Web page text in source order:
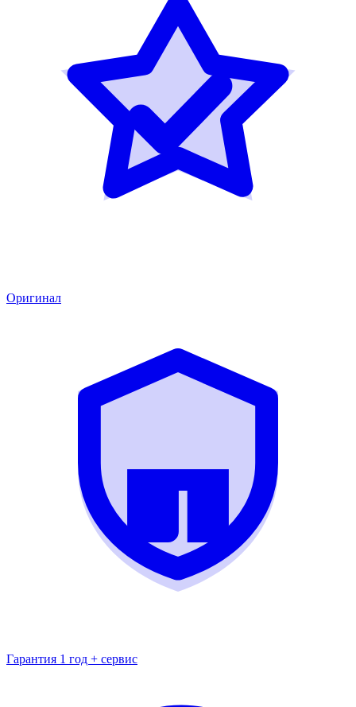
Оригинал
Гарантия 1 год + сервис